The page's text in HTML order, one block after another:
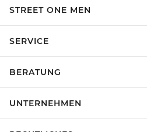
STREET ONE MEN
SERVICE
BERATUNG
UNTERNEHMEN